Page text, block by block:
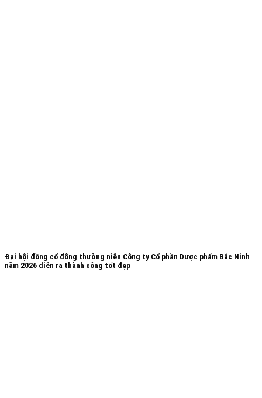
Đại hội đồng cổ đông thường niên Công ty Cổ phần Dược phẩm Bắc Ninh
năm 2026 diễn ra thành công tốt đẹp